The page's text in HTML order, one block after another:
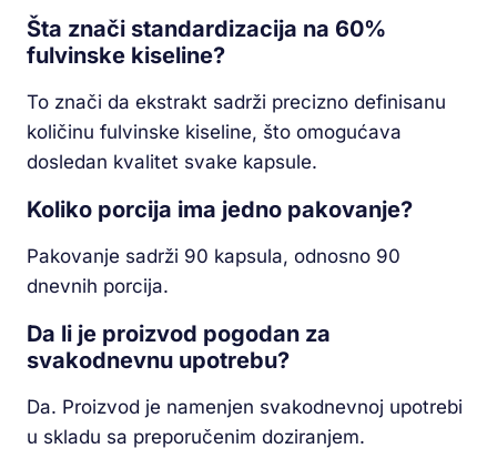
Šta znači standardizacija na 60%
fulvinske kiseline?
To znači da ekstrakt sadrži precizno definisanu
količinu fulvinske kiseline, što omogućava
dosledan kvalitet svake kapsule.
Koliko porcija ima jedno pakovanje?
Pakovanje sadrži 90 kapsula, odnosno 90
dnevnih porcija.
Da li je proizvod pogodan za
svakodnevnu upotrebu?
Da. Proizvod je namenjen svakodnevnoj upotrebi
u skladu sa preporučenim doziranjem.